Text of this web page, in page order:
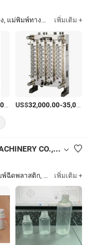
พิมพ์พรีฟอร์ม, แม่พิมพ์ขวดพรีฟอร์ม, 5gallon แม่พิมพ์, แม่พิมพ์ฝา เพิ่มเติม +
/เตรียมตัว
US$32,000.00-35,000.00
ZHANGJIAGANG FENGDAKAILAI MACHINERY CO., LTD.
พิมพ์, แม่พิมพ์เป่า, แม่พิมพ์เป่าขวด, แม่พิมพ์ฉีด, ชิ้นส่วนพลาสติก, แม่พิมพ์พลาสติก, เครื่องผลิตขวดพลาสติก เพิ่มเติม +